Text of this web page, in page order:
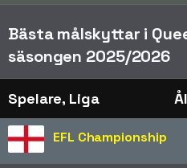
Bästa målskyttar i
säsongen 2025/2026
Spelare, Liga
EFL Championship